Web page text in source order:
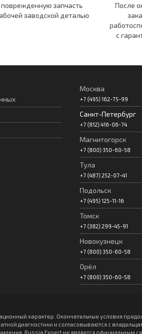
поврежденную запчасть
заводской деталью
После
c
Москва
+7 (495) 162-75-99
Санкт-Петербург
+7 (812) 416-06-74
Магнитогорск
+7 (800) 350-60-58
Тула
+7 (487) 252-07-41
Подольск
+7 (495) 125-11-16
Томск
+7 (382) 299-45-91
Новокузнецк
+7 (800) 350-60-58
Орёл
+7 (800) 350-60-58
характер. Окончательные условия
диагностики и согласовываются с
Russia Expert не является официальным